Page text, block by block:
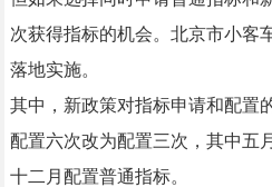
次获得指标的机会。北京市小客
落地实施。
其中，新政策对指标申请和配置
配置六次改为配置三次，其中五
十二月配置普通指标。